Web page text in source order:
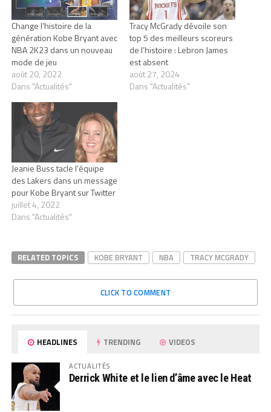
Change l’histoire de la
génération Kobe Bryant avec
NBA 2K23 dans un nouveau
mode de jeu
août 20, 2022
Dans "Actualités"
Tracy McGrady dévoile son
top 5 des meilleurs scoreurs
de l’histoire : Lebron James
est absent
août 27, 2024
Dans "Actualités"
Jeanie Buss tacle l’équipe
des Lakers dans un message
pour Kobe Bryant sur Twitter
juillet 4, 2022
Dans "Actualités"
RELATED TOPICS KOBE BRYANT NBA TRACY MCGRADY
CLICK TO COMMENT
HEADLINES TRENDING VIDEOS
ACTUALITÉS
Derrick White et le lien d’âme avec le Heat